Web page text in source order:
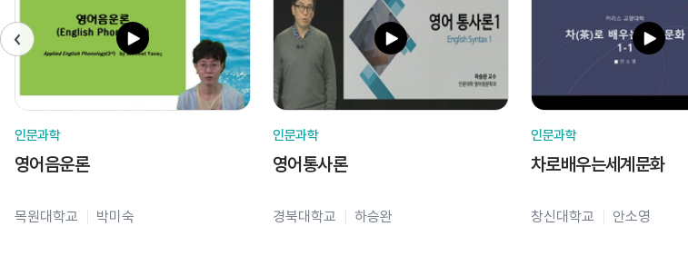
인문과학
영어음운론
목원대학교 박미숙
인문과학
영어통사론
경북대학교 하승완
인문과학
차로배우는세계문화
창신대학교 안소영